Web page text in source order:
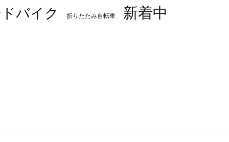
バイク 折りたたみ自転車 新着中